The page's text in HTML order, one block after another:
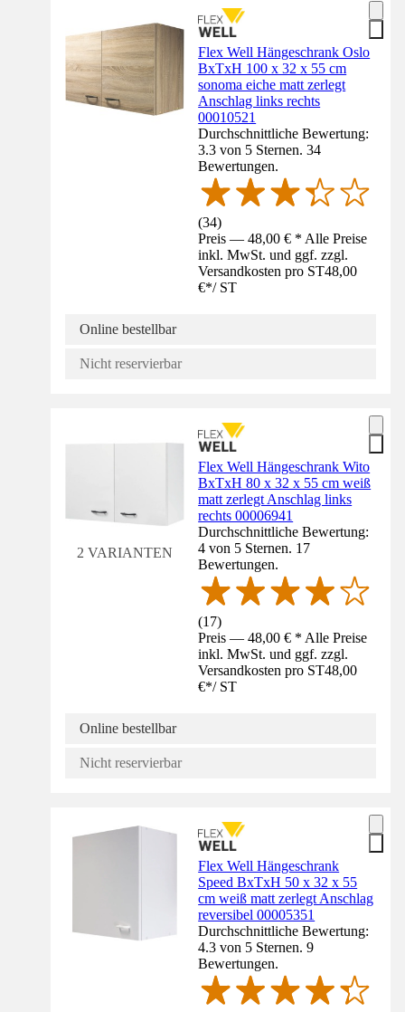
Flex Well Hängeschrank Oslo
BxTxH 100 x 32 x 55 cm
sonoma eiche matt zerlegt
Anschlag links rechts
00010521
Durchschnittliche Bewertung:
3.3 von 5 Sternen. 34
Bewertungen.
(34)
Preis — 48,00 € * Alle Preise
inkl. MwSt. und ggf. zzgl.
Versandkosten pro ST48,00
€*/ ST
Online bestellbar
Nicht reservierbar
2 VARIANTEN
Flex Well Hängeschrank Wito
BxTxH 80 x 32 x 55 cm weiß
matt zerlegt Anschlag links
rechts 00006941
Durchschnittliche Bewertung:
4 von 5 Sternen. 17
Bewertungen.
(17)
Preis — 48,00 € * Alle Preise
inkl. MwSt. und ggf. zzgl.
Versandkosten pro ST48,00
€*/ ST
Online bestellbar
Nicht reservierbar
Flex Well Hängeschrank
Speed BxTxH 50 x 32 x 55
cm weiß matt zerlegt Anschlag
reversibel 00005351
Durchschnittliche Bewertung:
4.3 von 5 Sternen. 9
Bewertungen.